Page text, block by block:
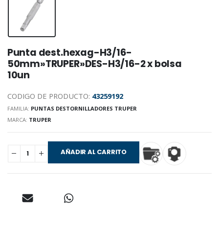
Punta dest.hexag-H3/16-
50mm»TRUPER»DES-H3/16-2 x bolsa
10un
CODIGO DE PRODUCTO: 43259192
FAMILIA: PUNTAS DESTORNILLADORES TRUPER
MARCA: TRUPER
AÑADIR AL CARRITO